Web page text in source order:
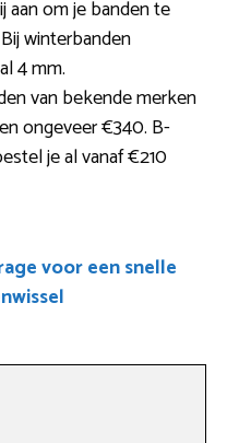
aan om je banden te
winterbanden
4 mm.
van bekende merken
ongeveer €340. B-
je al vanaf €210
voor een snelle